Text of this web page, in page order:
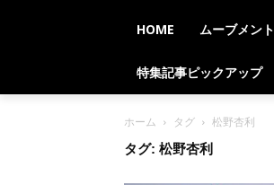
HOME ムーブメント
特集記事ピックアップ
ホーム タグ
松野杏利
タグ: 松野杏利